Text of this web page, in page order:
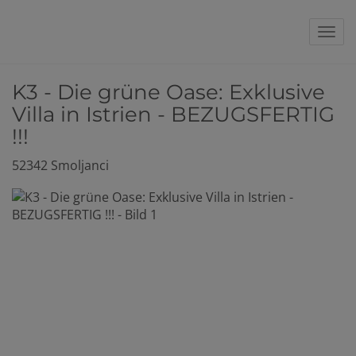
K3 - Die grüne Oase: Exklusive
Villa in Istrien - BEZUGSFERTIG
!!!
52342 Smoljanci